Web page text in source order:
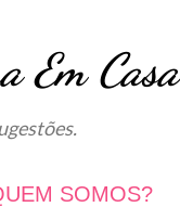
Em Casa
SOMOS?